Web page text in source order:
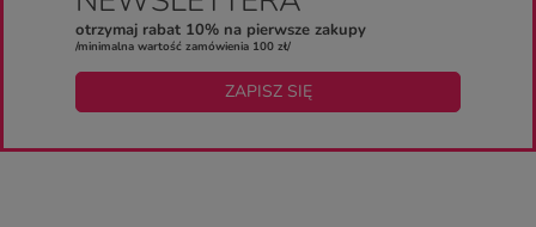
otrzymaj rabat 10% na pierwsze zakupy
/minimalna wartość zamówienia 100 zł/
ZAPISZ SIĘ